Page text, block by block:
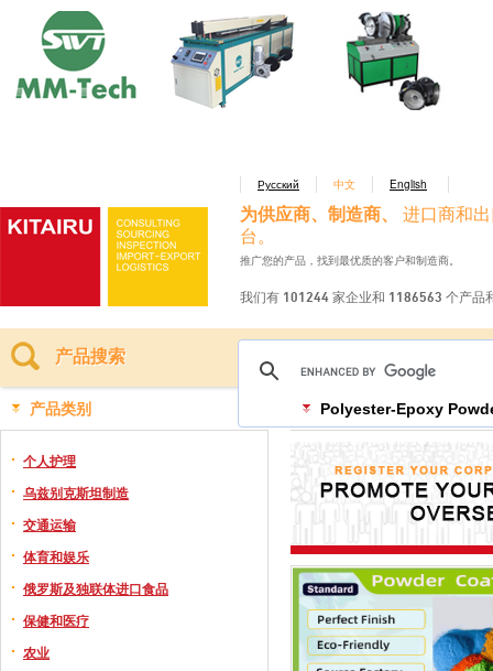
Русский 中文 English
为供应商、制造商、
进口商和
台。
推广您的产品，找到最优质的客户和制造商。
我们有 101244 家企业和 1186563 个产品
产品搜索
产品类别
个人护理
乌兹别克斯坦制造
交通运输
体育和娱乐
俄罗斯及独联体进口食品
保健和医疗
农业
Polyester-Epoxy